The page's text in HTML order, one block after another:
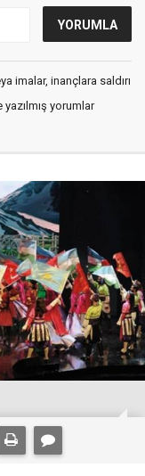
imalar, inançlara saldırı
yorumlar